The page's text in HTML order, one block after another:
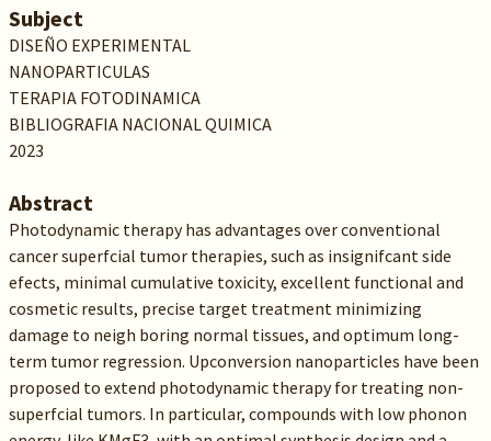
Subject
DISEÑO EXPERIMENTAL
NANOPARTICULAS
TERAPIA FOTODINAMICA
BIBLIOGRAFIA NACIONAL QUIMICA
2023
Abstract
Photodynamic therapy has advantages over conventional
cancer superfcial tumor therapies, such as insignifcant side
efects, minimal cumulative toxicity, excellent functional and
cosmetic results, precise target treatment minimizing
damage to neigh boring normal tissues, and optimum long-
term tumor regression. Upconversion nanoparticles have been
proposed to extend photodynamic therapy for treating non-
superfcial tumors. In particular, compounds with low phonon